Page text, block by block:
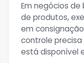
Em negócios
de produtos,
em
controle precisa
está disponível